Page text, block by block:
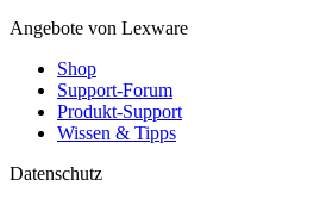
Angebote von Lexware
Shop
Support-Forum
Produkt-Support
Wissen & Tipps
Datenschutz